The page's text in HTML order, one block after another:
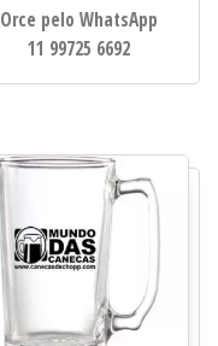
Orce pelo WhatsApp
11 99725 6692